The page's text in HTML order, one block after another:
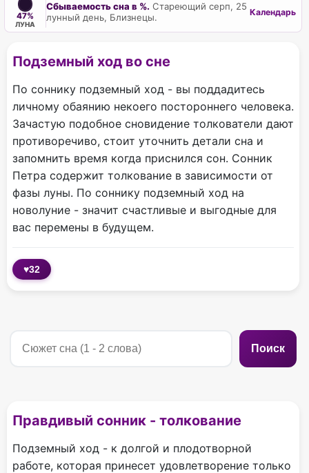
47%
ЛУНА
Сбываемость сна в %. Стареющий серп, 25
лунный день, Близнецы.
Календарь
Подземный ход во сне
По соннику подземный ход - вы поддадитесь
личному обаянию некоего постороннего человека.
Зачастую подобное сновидение толкователи дают
противоречиво, стоит уточнить детали сна и
запомнить время когда приснился сон. Сонник
Петра содержит толкование в зависимости от
фазы луны. По соннику подземный ход на
новолуние - значит счастливые и выгодные для
вас перемены в будущем.
♥32
Поиск
Правдивый сонник - толкование
Подземный ход - к долгой и плодотворной
работе, которая принесет удовлетворение только